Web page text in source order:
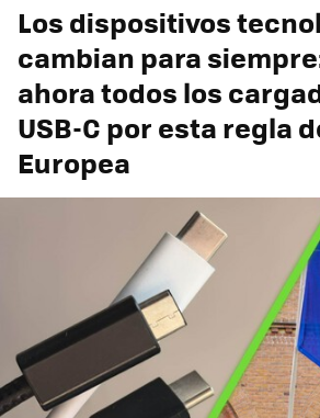
Los dispositivos
cambian para
ahora todos los
USB-C por esta regla
Europea